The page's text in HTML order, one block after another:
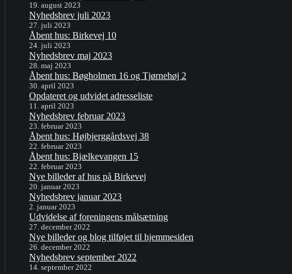
19. august 2023
Nyhedsbrev juli 2023
27. juli 2023
Åbent hus: Birkevej 10
24. juli 2023
Nyhedsbrev maj 2023
28. maj 2023
Åbent hus: Bøgholmen 16 og Tjørnehøj 2
30. april 2023
Opdateret og udvidet adresseliste
11. april 2023
Nyhedsbrev februar 2023
23. februar 2023
Åbent hus: Højbjerggårdsvej 38
22. februar 2023
Åbent hus: Bjælkevangen 15
22. februar 2023
Nye billeder af hus på Birkevej
20. januar 2023
Nyhedsbrev januar 2023
2. januar 2023
Udvidelse af foreningens målsætning
27. december 2022
Nye billeder og blog tilføjet til hjemmesiden
26. december 2022
Nyhedsbrev september 2022
14. september 2022